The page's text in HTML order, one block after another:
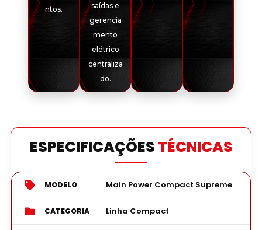
ntos.
saídas e
gerencia
mento
elétrico
centraliza
do.
ESPECIFICAÇÕES TÉCNICAS
MODELO Main Power Compact Supreme
CATEGORIA Linha Compact